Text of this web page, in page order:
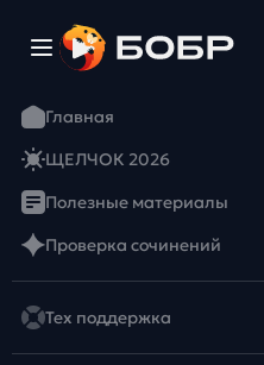
Главная
ЩЕЛЧОК 2026
Полезные материалы
Проверка сочинений
Тех поддержка